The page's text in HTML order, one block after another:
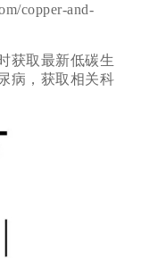
copper-and-
获取最新低碳生
病，获取相关科